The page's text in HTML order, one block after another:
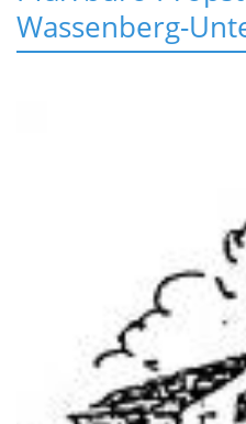
Wassenberg-